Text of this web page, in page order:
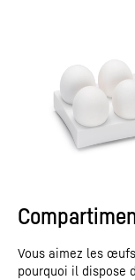
Vous aimez les
pourquoi il dispose